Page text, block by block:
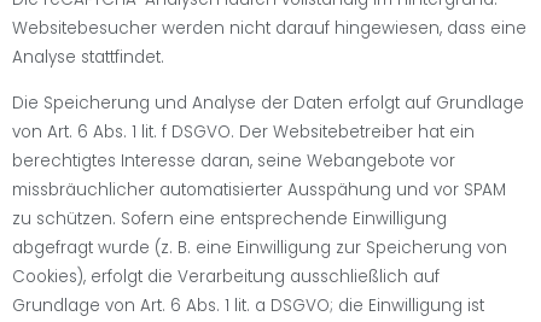
Websitebesucher werden nicht darauf hingewiesen, dass eine
Analyse stattfindet.
Die Speicherung und Analyse der Daten erfolgt auf Grundlage
von Art. 6 Abs. 1 lit. f DSGVO. Der Websitebetreiber hat ein
berechtigtes Interesse daran, seine Webangebote vor
missbräuchlicher automatisierter Ausspähung und vor SPAM
zu schützen. Sofern eine entsprechende Einwilligung
abgefragt wurde (z. B. eine Einwilligung zur Speicherung von
Cookies), erfolgt die Verarbeitung ausschließlich auf
Grundlage von Art. 6 Abs. 1 lit. a DSGVO; die Einwilligung ist